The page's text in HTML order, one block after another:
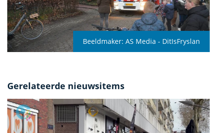
Beeldmaker: AS Media - DitIsFryslan
Gerelateerde nieuwsitems